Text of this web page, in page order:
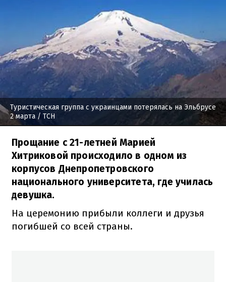
Туристическая группа с украинцами потерялась на Эльбрусе
2 марта / ТСН
Прощание с 21-летней Марией
Хитриковой происходило в одном из
корпусов Днепропетровского
национального университета, где училась
девушка.
На церемонию прибыли коллеги и друзья
погибшей со всей страны.